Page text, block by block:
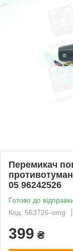
Перемикач
05 96242526
Готово до
Код: 563726-omg
399 ₴